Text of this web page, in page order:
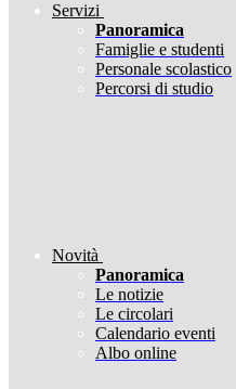
Servizi
Panoramica
Famiglie e studenti
Personale scolastico
Percorsi di studio
Novità
Panoramica
Le notizie
Le circolari
Calendario eventi
Albo online